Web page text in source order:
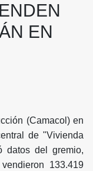
EN
(Camacol) en
de "Vivienda
datos del gremio,
133.419